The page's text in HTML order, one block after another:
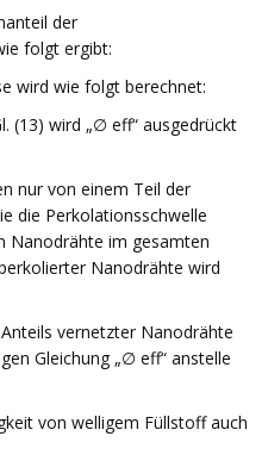
der
folgt ergibt:
wird wie folgt berechnet:
(13) wird „∅ eff“ ausgedrückt
nur von einem Teil der
die Perkolationsschwelle
Nanodrähte im gesamten
Nanodrähte wird
vernetzter Nanodrähte
Gleichung „∅ eff“ anstelle
von welligem Füllstoff auch